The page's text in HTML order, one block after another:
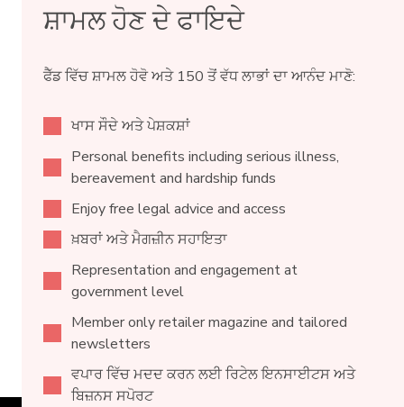
ਸ਼ਾਮਲ ਹੋਣ ਦੇ ਫਾਇਦੇ
ਫੈੱਡ ਵਿੱਚ ਸ਼ਾਮਲ ਹੋਵੋ ਅਤੇ 150 ਤੋਂ ਵੱਧ ਲਾਭਾਂ ਦਾ ਆਨੰਦ ਮਾਣੋ:
ਖਾਸ ਸੌਦੇ ਅਤੇ ਪੇਸ਼ਕਸ਼ਾਂ
Personal benefits including serious illness,
bereavement and hardship funds
Enjoy free legal advice and access
ਖ਼ਬਰਾਂ ਅਤੇ ਮੈਗਜ਼ੀਨ ਸਹਾਇਤਾ
Representation and engagement at
government level
Member only retailer magazine and tailored
newsletters
ਵਪਾਰ ਵਿੱਚ ਮਦਦ ਕਰਨ ਲਈ ਰਿਟੇਲ ਇਨਸਾਈਟਸ ਅਤੇ
ਬਿਜ਼ਨਸ ਸਪੋਰਟ